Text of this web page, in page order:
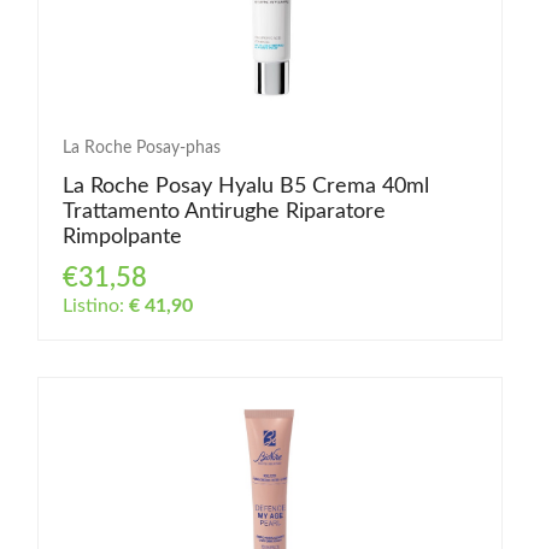
La Roche Posay-phas
La Roche Posay Hyalu B5 Crema 40ml
Trattamento Antirughe Riparatore
Rimpolpante
€31,58
Listino: € 41,90